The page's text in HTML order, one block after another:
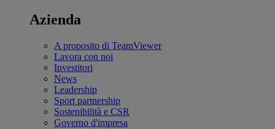
Azienda
A proposito di TeamViewer
Lavora con noi
Investitori
News
Leadership
Sport partnership
Sostenibilità e CSR
Governo d'impresa